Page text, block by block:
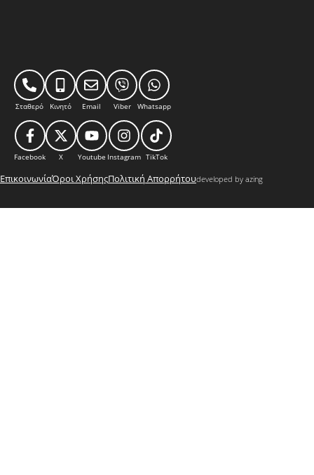
Σταθερό Κινητό Email Viber Whatsapp
Facebook X Youtube Instagram TikTok
ΕπικοινωνίαΌροι ΧρήσηςΠολιτική Απορρήτουdeveloped by azing